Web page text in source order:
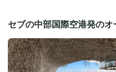
セブの中部国際空港発の